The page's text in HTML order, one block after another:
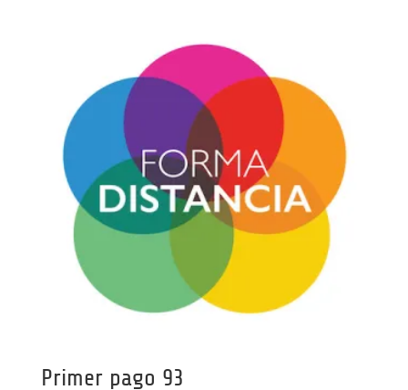
Primer pago 93